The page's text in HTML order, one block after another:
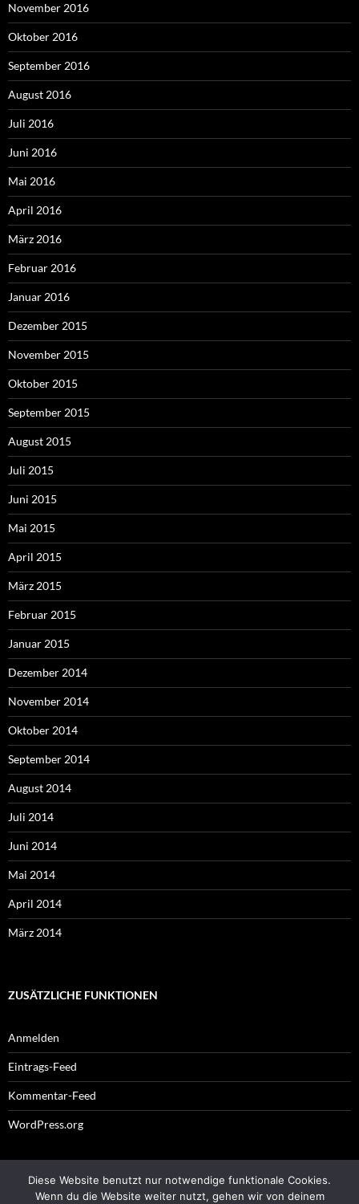
November 2016
Oktober 2016
September 2016
August 2016
Juli 2016
Juni 2016
Mai 2016
April 2016
März 2016
Februar 2016
Januar 2016
Dezember 2015
November 2015
Oktober 2015
September 2015
August 2015
Juli 2015
Juni 2015
Mai 2015
April 2015
März 2015
Februar 2015
Januar 2015
Dezember 2014
November 2014
Oktober 2014
September 2014
August 2014
Juli 2014
Juni 2014
Mai 2014
April 2014
März 2014
ZUSÄTZLICHE FUNKTIONEN
Anmelden
Eintrags-Feed
Kommentar-Feed
WordPress.org
Impressum
Diese Website benutzt nur notwendige funktionale Cookies.
Wenn du die Website weiter nutzt, gehen wir von deinem